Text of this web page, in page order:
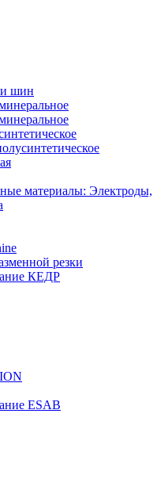
и шин
материалы: Электроды,
резки
КЕДР
ESAB